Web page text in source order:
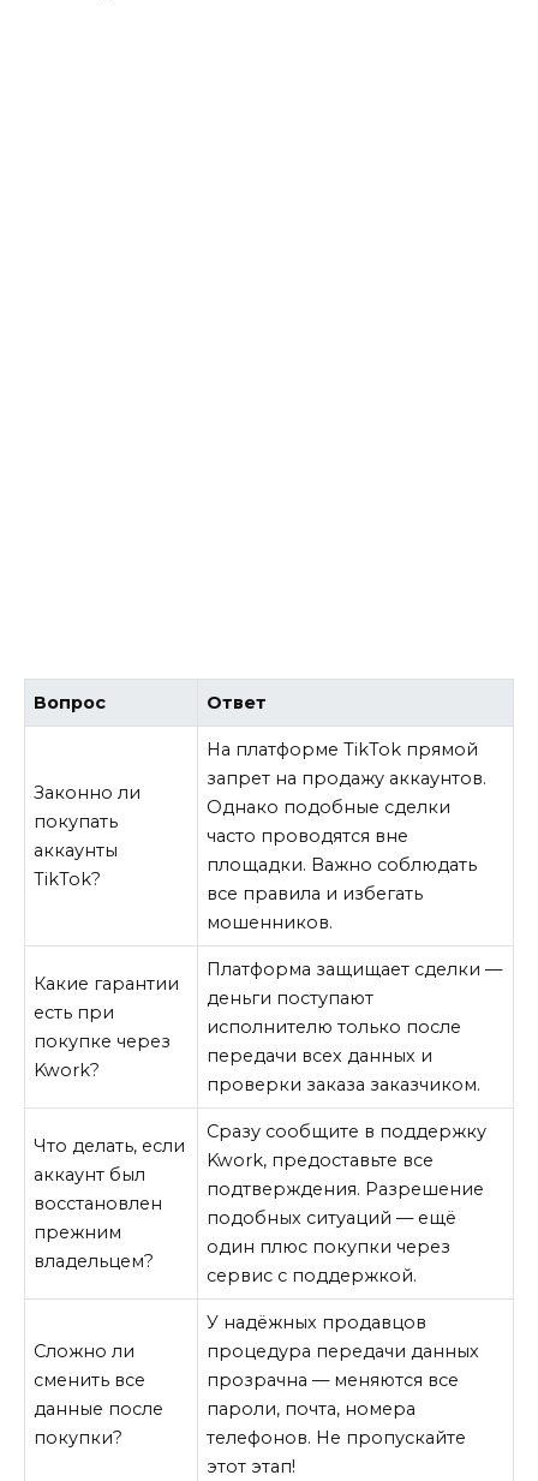
Вопрос Ответ
Законно ли
покупать
аккаунты
TikTok?
На платформе TikTok прямой
запрет на продажу аккаунтов.
Однако подобные сделки
часто проводятся вне
площадки. Важно соблюдать
все правила и избегать
мошенников.
Какие гарантии
есть при
покупке через
Kwork?
Платформа защищает сделки —
деньги поступают
исполнителю только после
передачи всех данных и
проверки заказа заказчиком.
Что делать, если
аккаунт был
восстановлен
прежним
владельцем?
Сразу сообщите в поддержку
Kwork, предоставьте все
подтверждения. Разрешение
подобных ситуаций — ещё
один плюс покупки через
сервис с поддержкой.
Сложно ли
сменить все
данные после
покупки?
У надёжных продавцов
процедура передачи данных
прозрачна — меняются все
пароли, почта, номера
телефонов. Не пропускайте
этот этап!